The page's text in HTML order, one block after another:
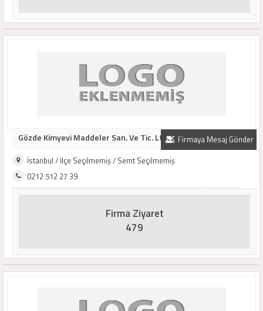
Firmaya Mesaj Gönder
Gözde Kimyevi Maddeler San. Ve Tic. Ltd. Şti...
İstanbul / İlçe Seçilmemiş / Semt Seçilmemiş
0212 512 27 39
Firma Ziyaret
479